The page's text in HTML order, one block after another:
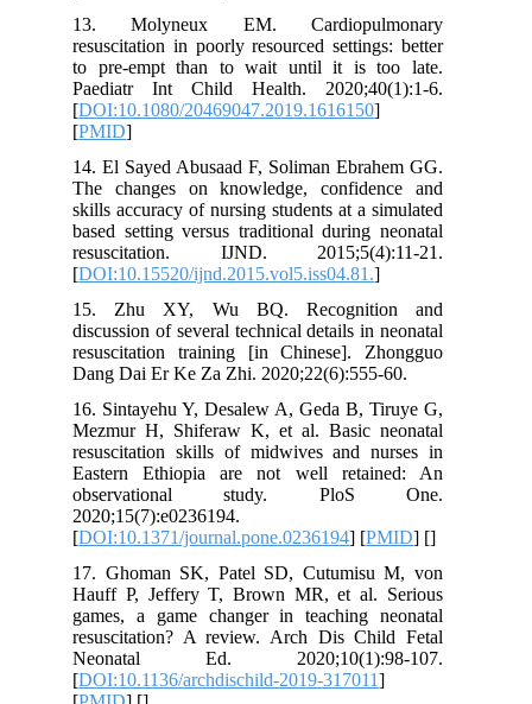
13. Molyneux EM.
resuscitation in poorly resourced
to pre-empt than to wait until it is
Paediatr Int Child Health.
[DOI:10.1080/20469047.2019.1616150
14. El Sayed Abusaad F, Soliman
The changes on knowledge,
skills accuracy of nursing students at a
based setting versus traditional during
resuscitation. IJND.
[DOI:10.15520/ijnd.2015.vol5.iss04.81.
15. Zhu XY, Wu BQ.
discussion of several technical details in
resuscitation training [in Chinese].
Dang Dai Er Ke Za Zhi.
16. Sintayehu Y, Desalew A, Geda B,
Mezmur H, Shiferaw K, et al. Basic
resuscitation skills of midwives and
Eastern Ethiopia are not well
observational study.
2020;15(7):e0236194.
[DOI:10.1371/journal.pone.0236194
17. Ghoman SK, Patel SD,
Hauff P, Jeffery T, Brown MR, et al.
games, a game changer in teaching
resuscitation? A review. Arch Dis
Neonatal Ed.
[DOI:10.1136/archdischild-2019-317011